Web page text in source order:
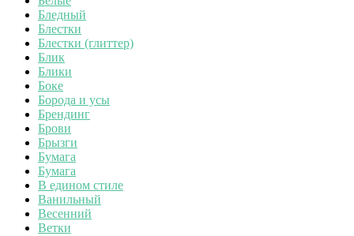
Бледный
Блестки
Блестки (глиттер)
Блик
Блики
Боке
Борода и усы
Брендинг
Брови
Брызги
Бумага
Бумага
В едином стиле
Ванильный
Весенний
Ветки